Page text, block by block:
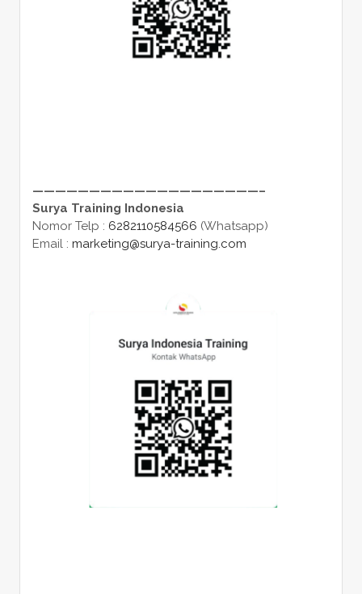
————————————————————–
Surya Training Indonesia
Nomor Telp : 6282110584566 (Whatsapp)
Email : marketing@surya-training.com